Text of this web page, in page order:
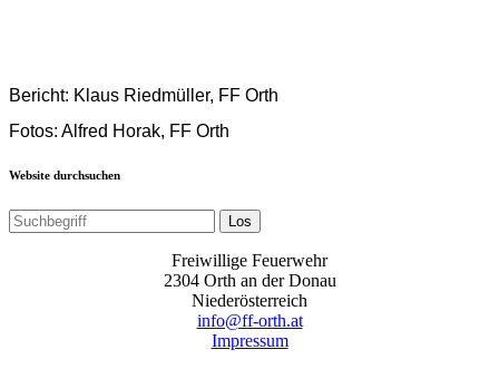
Bericht: Klaus Riedmüller, FF Orth
Fotos: Alfred Horak, FF Orth
Website durchsuchen
Los
Freiwillige Feuerwehr
2304 Orth an der Donau
Niederösterreich
info@ff-orth.at
Impressum